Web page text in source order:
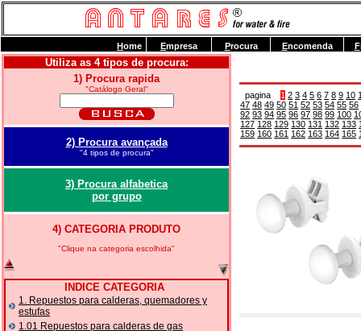
Utiliza as 4 tipos de procura:
1) Procura rapida
"Catálogo Geral"
2) Procura avançada
"4 tipos de procura"
3) Procura alfabetica
por grupo
4) CATEGORIA PRODUTO
"Clique na categoria escolhida"
INDICE CATEGORIA
1. Repuestos para calderas, quemadores y
estufas
1.01 Repuestos para calderas de gas
pagina 1 2 3 4 5 6 7 8 9 10
47 48 49 50 51 52 53 54 55 56
92 93 94 95 96 97 98 99 100
127 128 129 130 131 132 133
159 160 161 162 163 164 165
Home Empresa Procura Encomenda F